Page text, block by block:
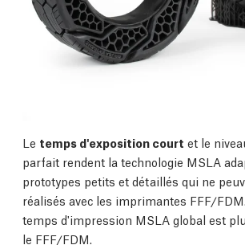
Le temps d'exposition court et le
parfait rendent la technologie MSLA
prototypes petits et détaillés qui ne
réalisés avec les imprimantes FFF/
temps d'impression MSLA global est
le FFF/FDM.